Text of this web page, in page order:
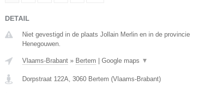
DETAIL
Niet gevestigd in de plaats Jollain Merlin en in de provincie
Henegouwen.
Vlaams-Brabant » Bertem Google maps ▼
Dorpstraat 122A, 3060 Bertem (Vlaams-Brabant)